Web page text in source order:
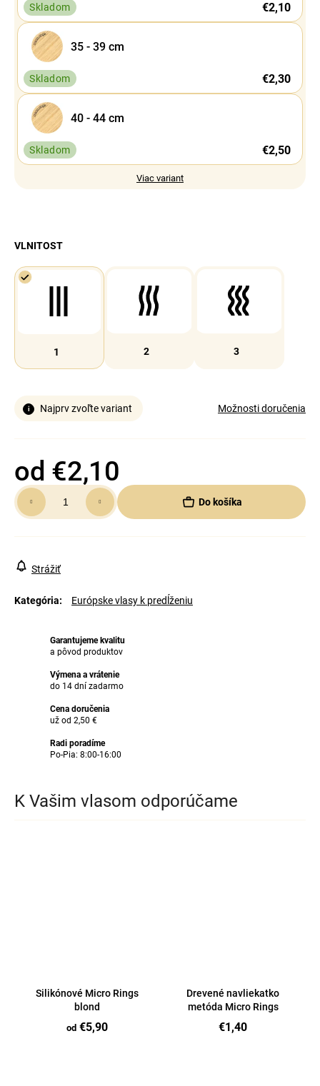
Skladom €2,10
35 - 39 cm
Skladom €2,30
40 - 44 cm
Skladom €2,50
Viac variant
VLNITOST
1 2 3
Najprv zvoľte variant Možnosti doručenia
od €2,10
Jednotková
cena:
Do košíka
Kategória: Európske vlasy k predĺženiu
Strážiť
Garantujeme kvalitu
a pôvod produktov
Výmena a vrátenie
do 14 dní zadarmo
Cena doručenia
už od 2,50 €
Radi poradíme
Po-Pia: 8:00-16:00
K Vašim vlasom odporúčame
Silikónové Micro Rings
blond
od €5,90
Drevené navliekatko
metóda Micro Rings
€1,40